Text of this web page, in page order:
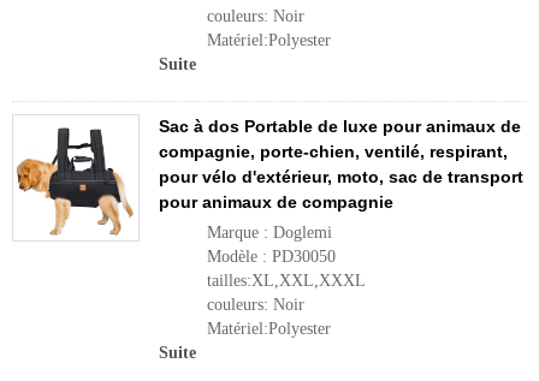
couleurs: Noir
Matériel:Polyester
Suite
Sac à dos Portable de luxe pour animaux de
compagnie, porte-chien, ventilé, respirant,
pour vélo d'extérieur, moto, sac de transport
pour animaux de compagnie
Marque : Doglemi
Modèle : PD30050
tailles:XL,XXL,XXXL
couleurs: Noir
Matériel:Polyester
Suite